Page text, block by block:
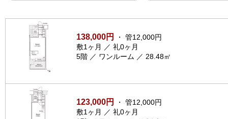
138,000円
・ 管12,000円
敷1ヶ月 ／ 礼0ヶ月
5階 ／ ワンルーム ／ 28.48㎡
123,000円
・ 管12,000円
敷1ヶ月 ／ 礼0ヶ月